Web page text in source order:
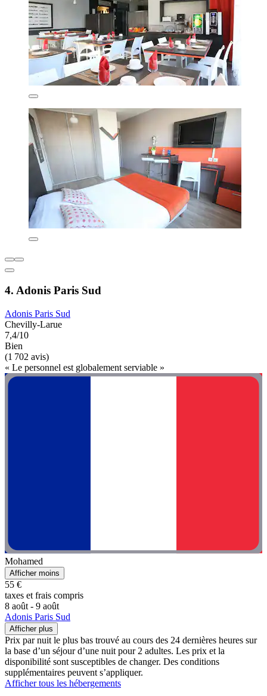
4. Adonis Paris Sud
Adonis Paris Sud
Chevilly-Larue
7,4/10
Bien
(1 702 avis)
« Le personnel est globalement serviable »
Mohamed
Afficher moins
55 €
taxes et frais compris
8 août - 9 août
Adonis Paris Sud
Afficher plus
Prix par nuit le plus bas trouvé au cours des 24 dernières heures sur
la base d’un séjour d’une nuit pour 2 adultes. Les prix et la
disponibilité sont susceptibles de changer. Des conditions
supplémentaires peuvent s’appliquer.
Afficher tous les hébergements